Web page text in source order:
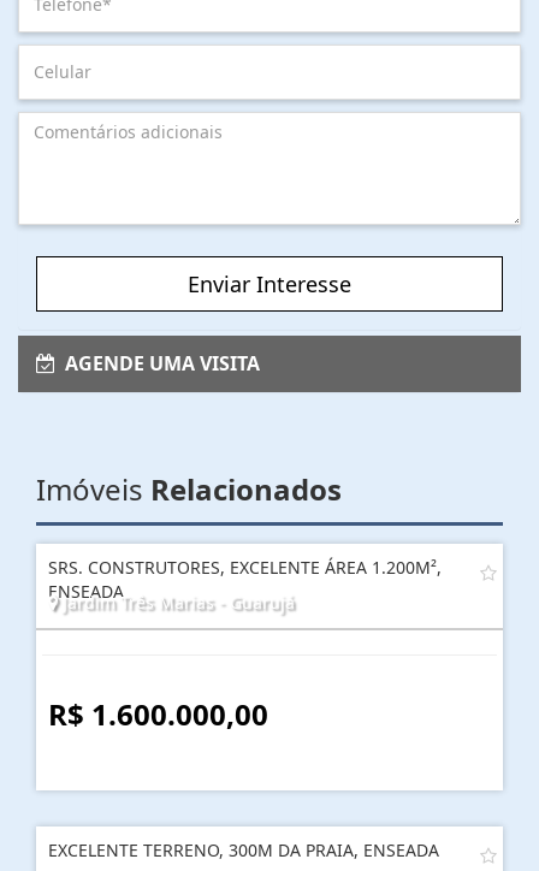
Enviar Interesse
AGENDE UMA VISITA
Imóveis Relacionados
SRS. CONSTRUTORES, EXCELENTE ÁREA 1.200M²,
ENSEADA
Jardim Três Marias - Guarujá
R$ 1.600.000,00
EXCELENTE TERRENO, 300M DA PRAIA, ENSEADA